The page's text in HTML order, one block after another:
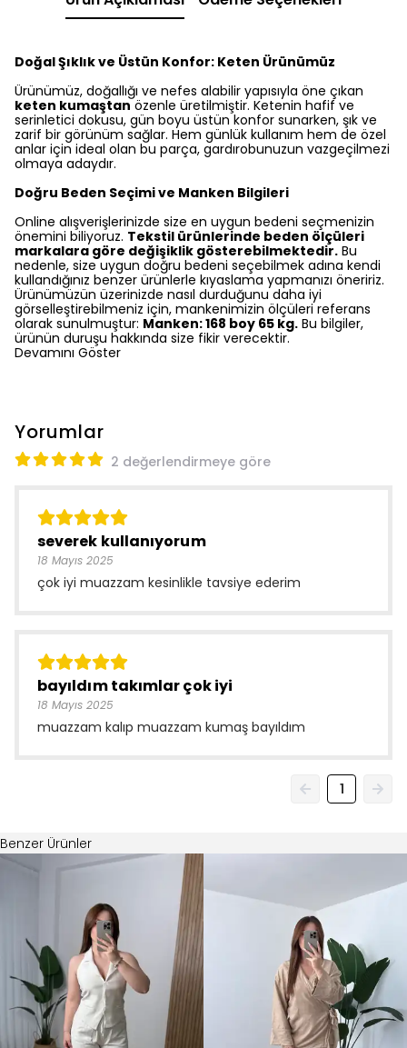
Doğal Şıklık ve Üstün Konfor: Keten Ürünümüz
Ürünümüz, doğallığı ve nefes alabilir yapısıyla öne çıkan
keten kumaştan özenle üretilmiştir. Ketenin hafif ve
serinletici dokusu, gün boyu üstün konfor sunarken, şık ve
zarif bir görünüm sağlar. Hem günlük kullanım hem de özel
anlar için ideal olan bu parça, gardırobunuzun vazgeçilmezi
olmaya adaydır.
Doğru Beden Seçimi ve Manken Bilgileri
Online alışverişlerinizde size en uygun bedeni seçmenizin
önemini biliyoruz. Tekstil ürünlerinde beden ölçüleri
markalara göre değişiklik gösterebilmektedir. Bu
nedenle, size uygun doğru bedeni seçebilmek adına kendi
kullandığınız benzer ürünlerle kıyaslama yapmanızı öneririz.
Ürünümüzün üzerinizde nasıl durduğunu daha iyi
görselleştirebilmeniz için, mankenimizin ölçüleri referans
olarak sunulmuştur: Manken: 168 boy 65 kg. Bu bilgiler,
ürünün duruşu hakkında size fikir verecektir.
Devamını Göster
Yorumlar
2 değerlendirmeye göre
severek kullanıyorum
18 Mayıs 2025
çok iyi muazzam kesinlikle tavsiye ederim
bayıldım takımlar çok iyi
18 Mayıs 2025
muazzam kalıp muazzam kumaş bayıldım
1
Benzer Ürünler